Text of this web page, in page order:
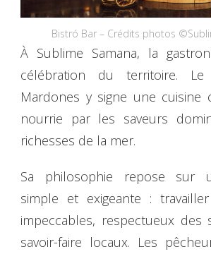
Bistró Bar – Crédits photos
À Sublime Samana, la
célébration du territoire. Le
Mardones y signe une cuisine
nourrie par les saveurs
richesses de la mer.
Sa philosophie repose sur
simple et exigeante :
impeccables, respectueux des
savoir-faire locaux. Les